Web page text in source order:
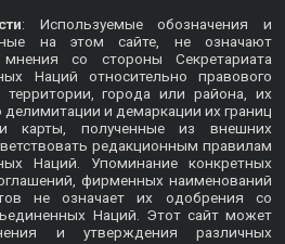
: Используемые обозначения и
на этом сайте, не означают
со стороны Секретариата
Наций относительно правового
города или района, их
делимитации и демаркации их границ
карты, полученные из внешних
редакционным правилам
Наций. Упоминание конкретных
фирменных наименований
не означает их одобрения со
Наций. Этот сайт может
и утверждения различных